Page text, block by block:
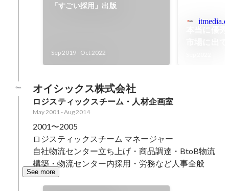
「すごい採用」出版
Sep 2019 - Oct 2022
オイシックス株式会社
ロジスティックスチーム・人材企画室
May 2001-Aug 2014
2001〜2005
ロジスティックスチーム マネージャー
自社物流センター立ち上げ・商品調達・BtoB物流
構築・物流センター内採用・労務など人事全般
See more